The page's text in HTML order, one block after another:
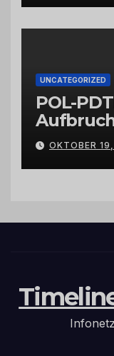
UNCATEGORIZED
POL-
OKTOBER